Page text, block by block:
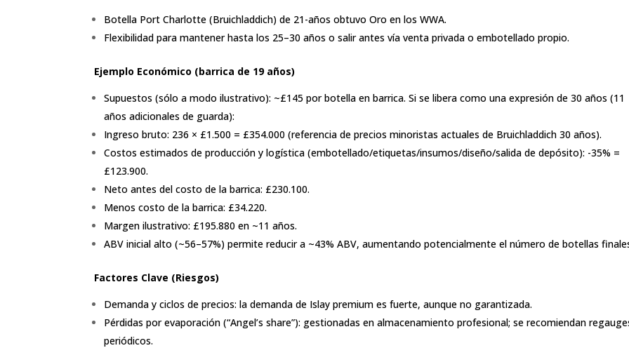
Botella Port Charlotte (Bruichladdich) de 21-años obtuvo Oro en los WWA.
Flexibilidad para mantener hasta los 25–30 años o salir antes vía venta privada o embotellado propio.
Ejemplo Económico (barrica de 19 años)
Supuestos (sólo a modo ilustrativo): ~£145 por botella en barrica. Si se libera como una expresión de 30 años (11
años adicionales de guarda):
Ingreso bruto: 236 × £1.500 = £354.000 (referencia de precios minoristas actuales de Bruichladdich 30 años).
Costos estimados de producción y logística (embotellado/etiquetas/insumos/diseño/salida de depósito): -35% =
£123.900.
Neto antes del costo de la barrica: £230.100.
Menos costo de la barrica: £34.220.
Margen ilustrativo: £195.880 en ~11 años.
ABV inicial alto (~56–57%) permite reducir a ~43% ABV, aumentando potencialmente el número de botellas
Factores Clave (Riesgos)
Demanda y ciclos de precios: la demanda de Islay premium es fuerte, aunque no garantizada.
Pérdidas por evaporación (“Angel’s share”): gestionadas en almacenamiento profesional; se recomiendan
periódicos.